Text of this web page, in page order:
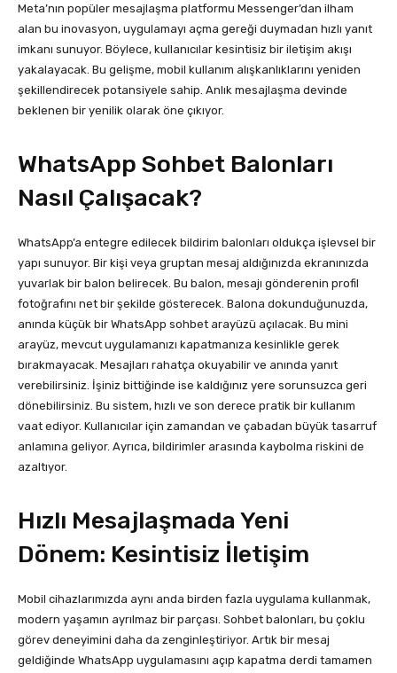
Meta’nın popüler mesajlaşma platformu Messenger’dan ilham
alan bu inovasyon, uygulamayı açma gereği duymadan hızlı yanıt
imkanı sunuyor. Böylece, kullanıcılar kesintisiz bir iletişim akışı
yakalayacak. Bu gelişme, mobil kullanım alışkanlıklarını yeniden
şekillendirecek potansiyele sahip. Anlık mesajlaşma devinde
beklenen bir yenilik olarak öne çıkıyor.
WhatsApp Sohbet Balonları
Nasıl Çalışacak?
WhatsApp’a entegre edilecek bildirim balonları oldukça işlevsel bir
yapı sunuyor. Bir kişi veya gruptan mesaj aldığınızda ekranınızda
yuvarlak bir balon belirecek. Bu balon, mesajı gönderenin profil
fotoğrafını net bir şekilde gösterecek. Balona dokunduğunuzda,
anında küçük bir WhatsApp sohbet arayüzü açılacak. Bu mini
arayüz, mevcut uygulamanızı kapatmanıza kesinlikle gerek
bırakmayacak. Mesajları rahatça okuyabilir ve anında yanıt
verebilirsiniz. İşiniz bittiğinde ise kaldığınız yere sorunsuzca geri
dönebilirsiniz. Bu sistem, hızlı ve son derece pratik bir kullanım
vaat ediyor. Kullanıcılar için zamandan ve çabadan büyük tasarruf
anlamına geliyor. Ayrıca, bildirimler arasında kaybolma riskini de
azaltıyor.
Hızlı Mesajlaşmada Yeni
Dönem: Kesintisiz İletişim
Mobil cihazlarımızda aynı anda birden fazla uygulama kullanmak,
modern yaşamın ayrılmaz bir parçası. Sohbet balonları, bu çoklu
görev deneyimini daha da zenginleştiriyor. Artık bir mesaj
geldiğinde WhatsApp uygulamasını açıp kapatma derdi tamamen